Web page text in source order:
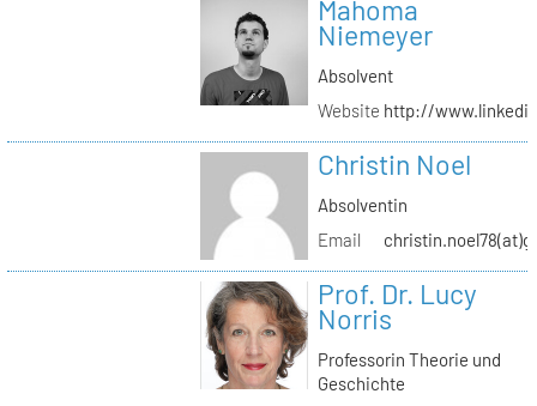
Mahoma
Niemeyer
Absolvent
Website http://
Christin Noel
Absolventin
Email
Prof. Dr. Lucy
Norris
Professorin Theorie und
Geschichte